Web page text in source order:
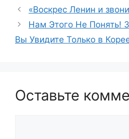
«Воскрес Ленин и
Нам Этого Не Понять!
Вы Увидите Только в
Оставьте